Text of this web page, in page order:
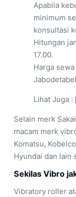
Apabila
minimum
konsultasi
Hitungan
17.00.
Harga
Lihat Juga :
Selain merk
macam merk
Komatsu,
Hyundai dan lain
Sekilas Vibro
Vibratory roller